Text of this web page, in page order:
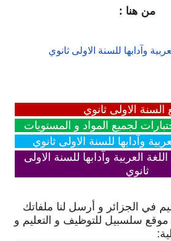
من هنا :
وآدابها للسنة الاولى ثانوي
السنة الاولى ثانوي
لجميع المواد و المستويات
وآدابها للسنة الاولى ثانوي
العربية وآدابها للسنة الاولى
ثانوي
في الجزائر و أرسل لنا ملفاتك
سلسبيل للتوظيف و التعليم و